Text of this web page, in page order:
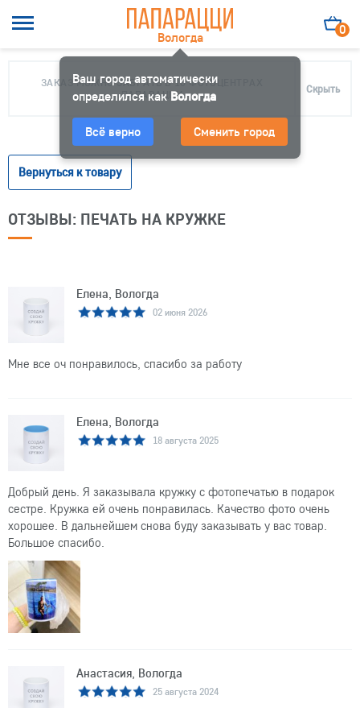
Вологда
Ваш город автоматически
определился как Вологда
Всё верно Сменить город
0
ЗАКАЗ МОЖНО ЗАБРАТЬ В 10 ФОТОЦЕНТРАХ
ПАПАРАЦЦИ
Скрыть
Вернуться к товару
ОТЗЫВЫ: ПЕЧАТЬ НА КРУЖКЕ
Елена, Вологда
02 июня 2026
Мне все оч понравилось, спасибо за работу
Елена, Вологда
18 августа 2025
Добрый день. Я заказывала кружку с фотопечатью в подарок
сестре. Кружка ей очень понравилась. Качество фото очень
хорошее. В дальнейшем снова буду заказывать у вас товар.
Большое спасибо.
Анастасия, Вологда
25 августа 2024